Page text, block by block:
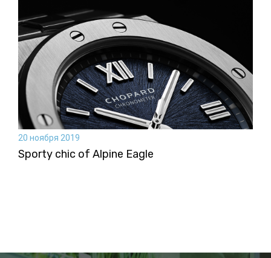
20 ноября 2019
Sporty chic of Alpine Eagle